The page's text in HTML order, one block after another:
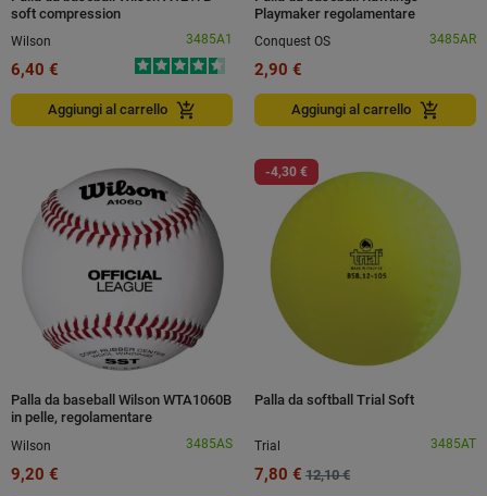
soft compression
Wilson
3485A1
6,40 €
Aggiungi al carrello add_shopping_cart
Playmaker regolamentare
Conquest OS
3485AR
2,90 €
Aggiungi al carrello add_shopping_cart
Palla da baseball Wilson WTA1060B
in pelle, regolamentare
Wilson
3485AS
9,20 €
-4,30 €
Palla da softball Trial Soft
Trial 3485AT
7,80 € 12,10 €